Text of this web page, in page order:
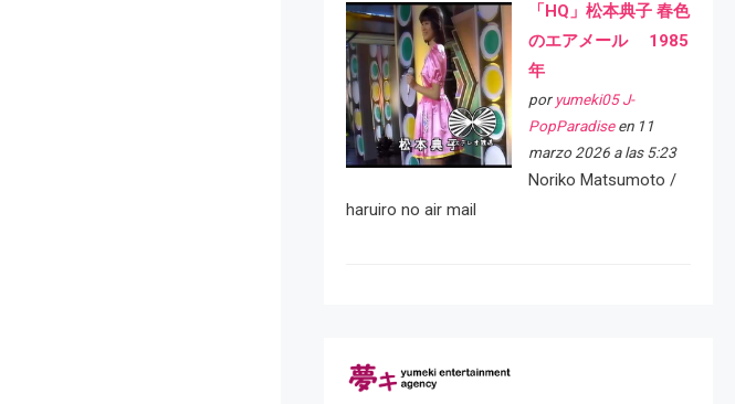
「HQ」松本典子 春色
のエアメール 1985
年
por yumeki05 J-
PopParadiseen 11
marzo 2026 a las 5:23
Noriko Matsumoto /
haruiro no air mail